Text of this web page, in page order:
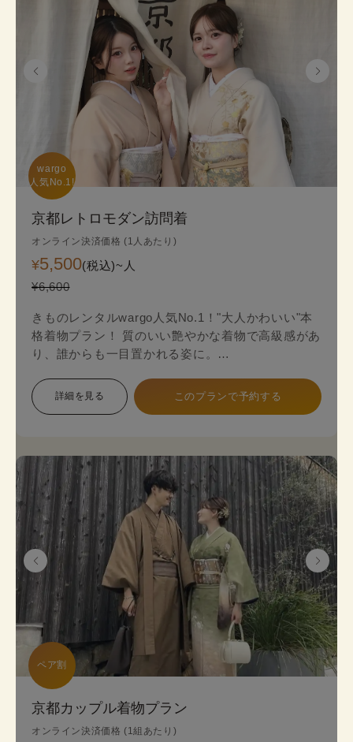
wargo
人気No.1!
京都レトロモダン訪問着
オンライン決済価格 (1人あたり)
¥5,500(税込)~ 人
¥6,600
きものレンタルwargo人気No.1！"大人かわいい"本
格着物プラン！ 質のいい艶やかな着物で高級感があ
り、誰からも一目置かれる姿に。
り一層上品な着物姿を演出します。
本格着物を気軽に街歩きで楽しめるプランで、海外
きます。
《セット内容》 着物･かんざし･長襦袢・肌襦袢(下
着)・草履･バッグ･足袋無料
※帯は袋帯オプションが別料金が発生します。
詳細を見る このプランで予約する
ペア割
京都カップル着物プラン
オンライン決済価格 (1組あたり)